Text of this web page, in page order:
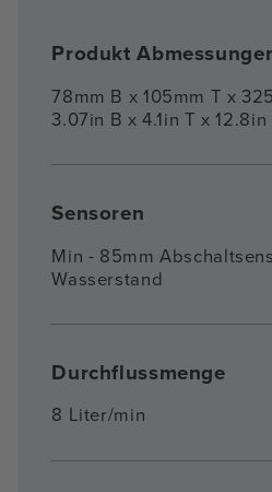
Produkt
78mm B x 105mm T x
3.07in B x 4.1in T x 12.8in
Sensoren
Min - 85mm
Wasserstand
Durchflussmenge
8 Liter/min